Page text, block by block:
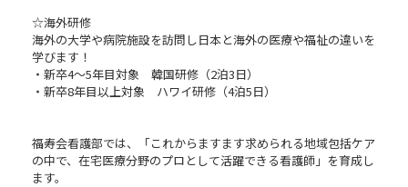
☆海外研修
海外の大学や病院施設を訪問し日本と海外の医療や福祉の違いを
学びます！
・新卒4～5年目対象 韓国研修（2泊3日）
・新卒8年目以上対象 ハワイ研修（4泊5日）
福寿会看護部では、「これからますます求められる地域包括ケア
の中で、在宅医療分野のプロとして活躍できる看護師」を育成し
ます。